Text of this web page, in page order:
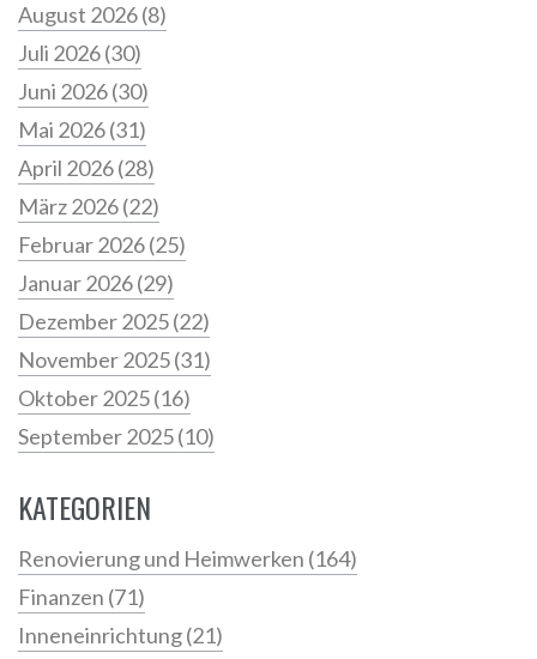
August 2026(8)
Juli 2026(30)
Juni 2026(30)
Mai 2026(31)
April 2026(28)
März 2026(22)
Februar 2026(25)
Januar 2026(29)
Dezember 2025(22)
November 2025(31)
Oktober 2025(16)
September 2025(10)
KATEGORIEN
Renovierung und Heimwerken (164)
Finanzen (71)
Inneneinrichtung(21)